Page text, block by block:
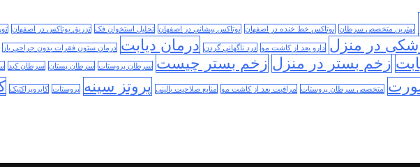
بهترین متخصص سرطان بوتاکس خط خنده در اصفهان بوتاکس پیشانی در اصفهان تحلیل استخوان فک تزریق بوتاکس در اصفهان
در منزل دارو بعد از کاشت مو درد ناگهانی گردن درمان دیابت درمان ستون فقرات بدون جراحی باز
زخم بستر در منزل زخم بستر چیست سرطان پروستات سرطان پستان سرطان کبد
متخصص سرطان پروستات مراقبت بعد از کاشت مو منابع صلاحیت بالینی پروتز سینه پروستات کایروپراکتیک